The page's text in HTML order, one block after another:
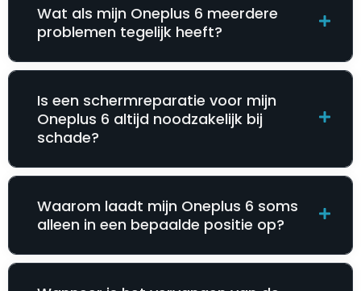
Wat als mijn Oneplus 6 meerdere
problemen tegelijk heeft?
Is een schermreparatie voor mijn
Oneplus 6 altijd noodzakelijk bij
schade?
Waarom laadt mijn Oneplus 6 soms
alleen in een bepaalde positie op?